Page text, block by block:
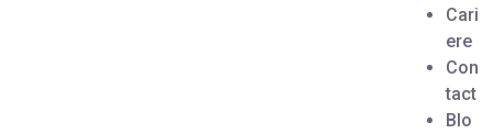
Cari
ere
Con
tact
Blo